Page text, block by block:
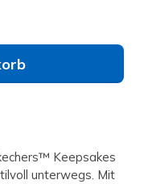
Keepsakes
unterwegs. Mit